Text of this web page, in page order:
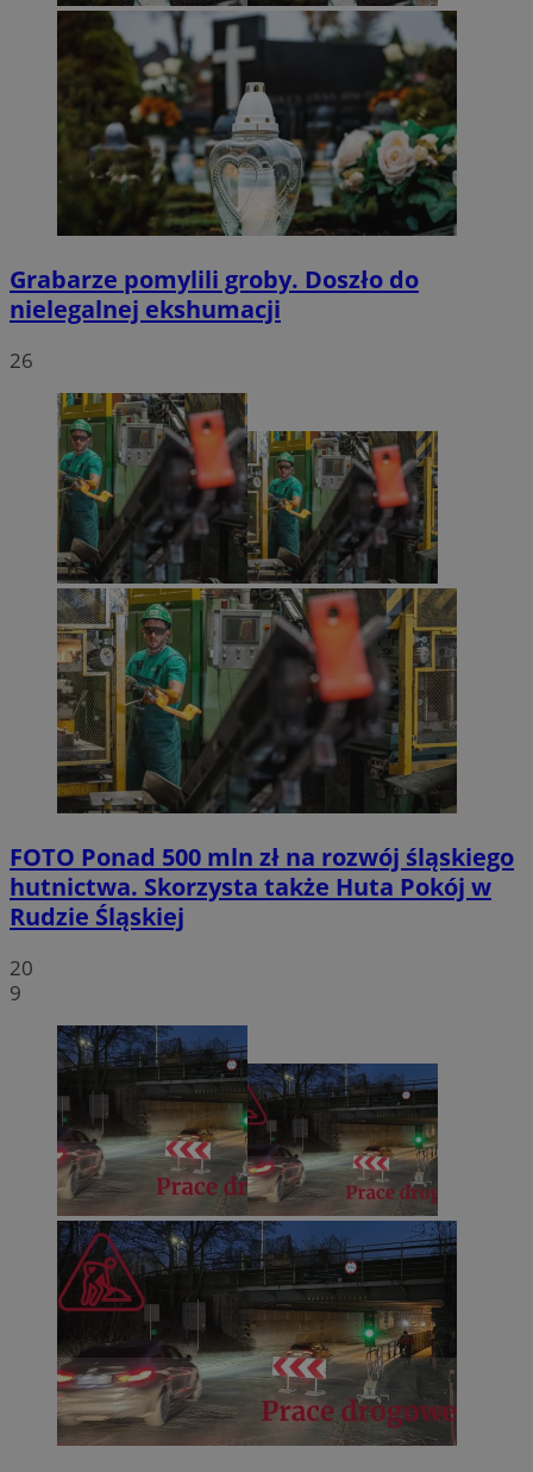
Grabarze pomylili groby. Doszło do
nielegalnej ekshumacji
26
FOTO Ponad 500 mln zł na rozwój śląskiego
hutnictwa. Skorzysta także Huta Pokój w
Rudzie Śląskiej
20
9